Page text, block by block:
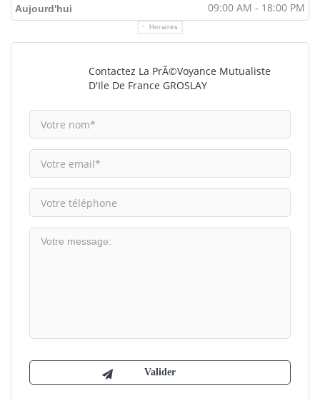
Aujourd'hui 09:00 AM - 18:00 PM
Horaires
Contactez La PrÃ©voyance Mutualiste
D'Ile De France GROSLAY